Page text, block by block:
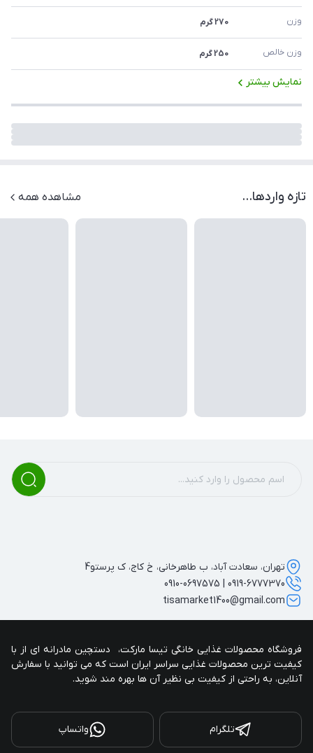
وزن 270 گرم
وزن خالص 250 گرم
نمایش بیشتر
تازه واردها... مشاهده همه
آنلاین، به راحتی از کیفیت بی نظیر آن ها بهره مند شوید.
تلگرام واتساپ
تهران، سعادت آباد، ب طاهرخانی، خ کاج، ک پرستو4
0919-6777370 | 0910-0697575
tisamarket1400@gmail.com